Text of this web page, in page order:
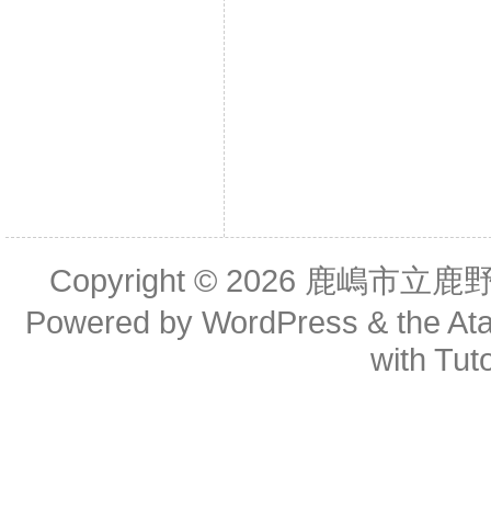
Copyright © 2026 鹿嶋市立鹿
Powered byWordPress & the
with